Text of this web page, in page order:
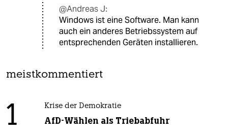
@Andreas J:
Windows ist eine Software. Man kann
auch ein anderes Betriebssystem auf
entsprechenden Geräten installieren.
meistkommentiert
1 Krise der Demokratie
AfD-Wählen als Triebabfuhr